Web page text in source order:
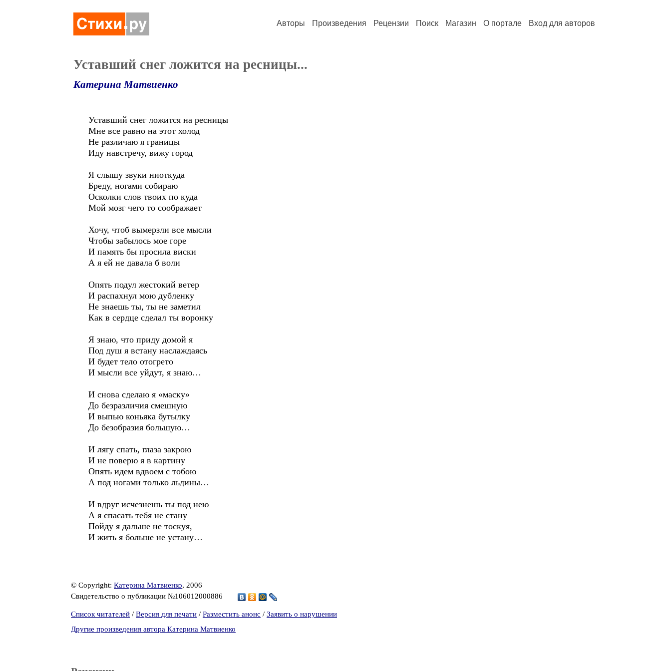
Авторы Произведения Рецензии Поиск Магазин О портале Вход для авторов
Уставший снег ложится на ресницы...
Катерина Матвиенко
Уставший снег ложится на ресницы
Мне все равно на этот холод
Не различаю я границы
Иду навстречу, вижу город
Я слышу звуки ниоткуда
Бреду, ногами собираю
Осколки слов твоих по куда
Мой мозг чего то соображает
Хочу, чтоб вымерзли все мысли
Чтобы забылось мое горе
И память бы просила виски
А я ей не давала б воли
Опять подул жестокий ветер
И распахнул мою дубленку
Не знаешь ты, ты не заметил
Как в сердце сделал ты воронку
Я знаю, что приду домой я
Под душ я встану наслаждаясь
И будет тело отогрето
И мысли все уйдут, я знаю…
И снова сделаю я «маску»
До безразличия смешную
И выпью коньяка бутылку
До безобразия большую…
И лягу спать, глаза закрою
И не поверю я в картину
Опять идем вдвоем с тобою
А под ногами только льдины…
И вдруг исчезнешь ты под нею
А я спасать тебя не стану
Пойду я дальше не тоскуя,
И жить я больше не устану…
© Copyright: Катерина Матвиенко, 2006
Свидетельство о публикации №106012000886
Список читателей / Версия для печати / Разместить анонс / Заявить о нарушении
Другие произведения автора Катерина Матвиенко